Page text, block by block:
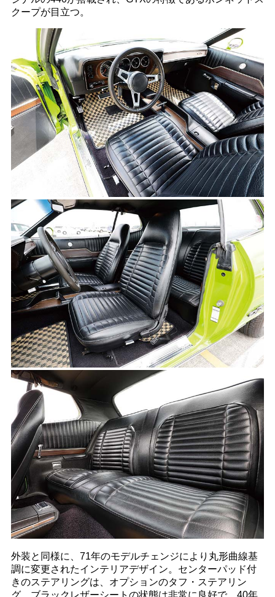
クープが目立つ。
外装と同様に、71年のモデルチェンジにより丸形曲線基
調に変更されたインテリアデザイン。センターパッド付
きのステアリングは、オプションのタフ・ステアリン
グ。ブラックレザーシートの状態は非常に良好で、40年